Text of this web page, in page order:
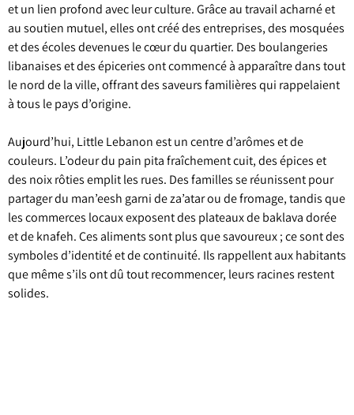
et un lien profond avec leur culture. Grâce au travail acharné et
au soutien mutuel, elles ont créé des entreprises, des mosquées
et des écoles devenues le cœur du quartier. Des boulangeries
libanaises et des épiceries ont commencé à apparaître dans tout
le nord de la ville, offrant des saveurs familières qui rappelaient
à tous le pays d’origine.
Aujourd’hui, Little Lebanon est un centre d’arômes et de
couleurs. L’odeur du pain pita fraîchement cuit, des épices et
des noix rôties emplit les rues. Des familles se réunissent pour
partager du man’eesh garni de za’atar ou de fromage, tandis que
les commerces locaux exposent des plateaux de baklava dorée
et de knafeh. Ces aliments sont plus que savoureux ; ce sont des
symboles d’identité et de continuité. Ils rappellent aux habitants
que même s’ils ont dû tout recommencer, leurs racines restent
solides.